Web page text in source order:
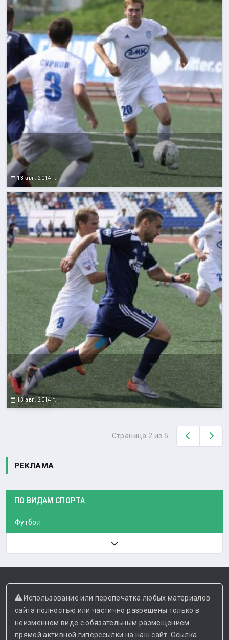
13 авг. 2014 г.
13 авг. 2014 г.
Страница 2 из 5 Назад
РЕКЛАМА
ПО ВИДАМ СПОРТА
Футбол
Использование или перепечатка любых материалов
сайта полностью или частично разрешены только в
неизменном виде с обязательным размещением
прямой активной гиперссылки на наш сайт. Ссылка